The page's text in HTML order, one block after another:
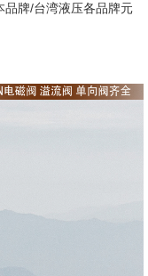
品牌/台湾液压各品牌元